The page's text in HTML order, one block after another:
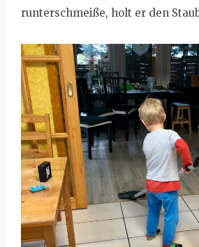
runterschmeiße, holt er den